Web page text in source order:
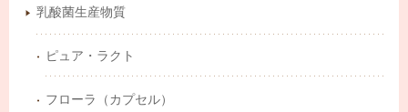
乳酸菌生産物質
ピュア・ラクト
フローラ（カプセル）